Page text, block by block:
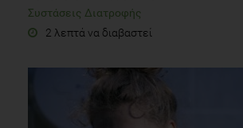
Συστάσεις Διατροφής
2 λεπτά να διαβαστεί